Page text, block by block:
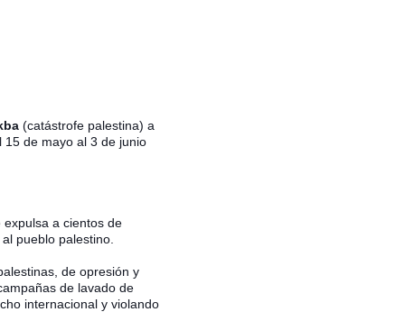
(catástrofe palestina) a
15 de mayo al 3 de junio
a cientos de
pueblo palestino.
de opresión y
de lavado de
internacional y violando